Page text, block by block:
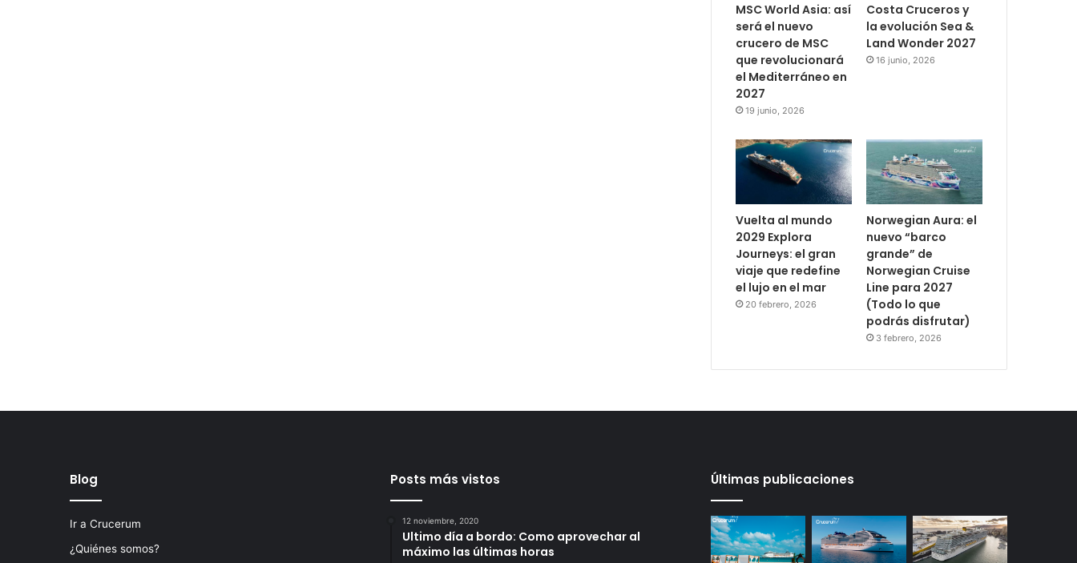
MSC World Asia: así
será el nuevo
crucero de MSC
que revolucionará
el Mediterráneo en
2027
19 junio, 2026
Costa Cruceros y
la evolución Sea &
Land Wonder 2027
16 junio, 2026
Vuelta al mundo
2029 Explora
Journeys: el gran
viaje que redefine
el lujo en el mar
20 febrero, 2026
Norwegian Aura: el
nuevo “barco
grande” de
Norwegian Cruise
Line para 2027
(Todo lo que
podrás disfrutar)
3 febrero, 2026
Blog
Ir a Crucerum
¿Quiénes somos?
Posts más vistos
12 noviembre, 2020
Ultimo día a bordo: Como aprovechar al
máximo las últimas horas
Últimas publicaciones